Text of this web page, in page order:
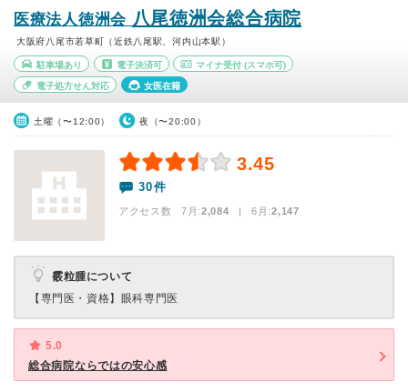
医療法人徳洲会 八尾徳洲会総合病院
大阪府八尾市若草町（近鉄八尾駅、河内山本駅）
駐車場あり 電子決済可 マイナ受付 (スマホ可)
電子処方せん対応 女医在籍
土曜（〜12:00） 夜（〜20:00）
3.45
30件
アクセス数 7月:2,084 | 6月:2,147
霰粒腫について
【専門医・資格】 眼科専門医
5.0
総合病院ならではの安心感